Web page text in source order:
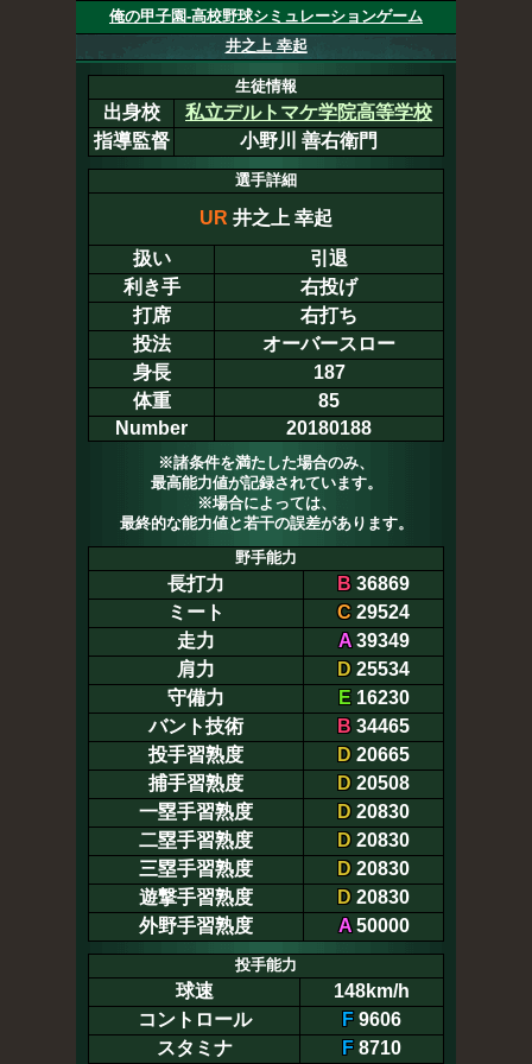
俺の甲子園-高校野球シミュレーションゲーム
井之上 幸起
生徒情報
出身校
私立デルトマケ学院高等学校
指導監督
小野川 善右衛門
選手詳細
UR 井之上 幸起
扱い
引退
利き手
右投げ
打席
右打ち
投法
オーバースロー
身長
187
体重
85
Number
20180188
※諸条件を満たした場合のみ、
最高能力値が記録されています。
※場合によっては、
最終的な能力値と若干の誤差があります。
野手能力
長打力 B 36869
ミート
C 29524
走力
A39349
肩力
D 25534
守備力
E16230
バント技術
B 34465
投手習熟度
D 20665
捕手習熟度
D 20508
一塁手習熟度
D 20830
二塁手習熟度
D 20830
三塁手習熟度
D 20830
遊撃手習熟度
D 20830
外野手習熟度
A50000
投手能力
球速
148km/h
コントロール
F 9606
スタミナ
F 8710